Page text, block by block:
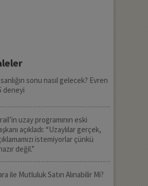
sonu nasıl gelecek? Evren
deneyi
uzay programının eski
açıkladı: “Uzaylılar gerçek,
istemiyorlar çünkü
değil.”
ile Mutluluk Satın Alınabilir Mi?